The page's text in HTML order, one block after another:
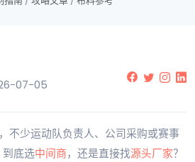
07-05
不少运动队负责人、公司采购或赛事
底选中间商，还是直接找源头厂家？